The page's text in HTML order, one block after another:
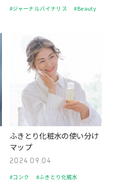
#ジャーナルバイナリス
#Beauty
ふきとり化粧水の使い分け
マップ
2024.09.04
#コンク
#ふきとり化粧水